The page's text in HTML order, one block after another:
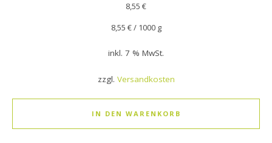
8,55 €
8,55 €/ 1000 g
inkl. 7 % MwSt.
zzgl. Versandkosten
IN DEN WARENKORB